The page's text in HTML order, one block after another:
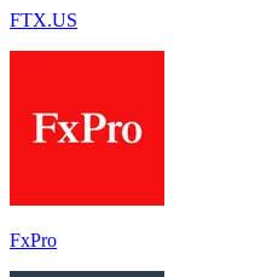
FTX.US
FxPro